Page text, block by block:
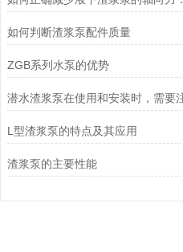
如何判断渣浆泵配件质量
ZGB系列水泵的优势
L型渣浆泵的特点及其应用
渣浆泵的主要性能